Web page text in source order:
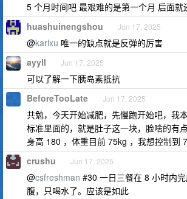
5 个月时间吧 最艰难的是第一个月 后面就
huashuinengshou Jun 17, 2025
@karlxu 唯一的缺点就是反弹的厉害
ayyll Jun 17, 2025
可以了解一下胰岛素抵抗
BeforeTooLate Jun 17, 2025
共勉，今天开始减肥，先慢跑开始吧，我
标准里面的，就是肚子这一块，脸啥的有点
身高 180 ，体重目前 75kg ，我想控制到
crushu Jun 17, 2025
@csfreshman #30 一日三餐在 8 小时内
腹，只喝水了。应该是如此